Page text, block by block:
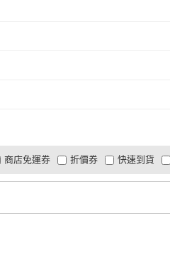
折價券
有影片
商品有量
快速到貨
大家電快配
商店免運券